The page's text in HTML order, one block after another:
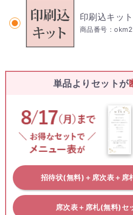
印刷込キット
商品番号：
単品よりセットが
招待状(無料)＋席次表＋席
席次表＋席札(無料)セ